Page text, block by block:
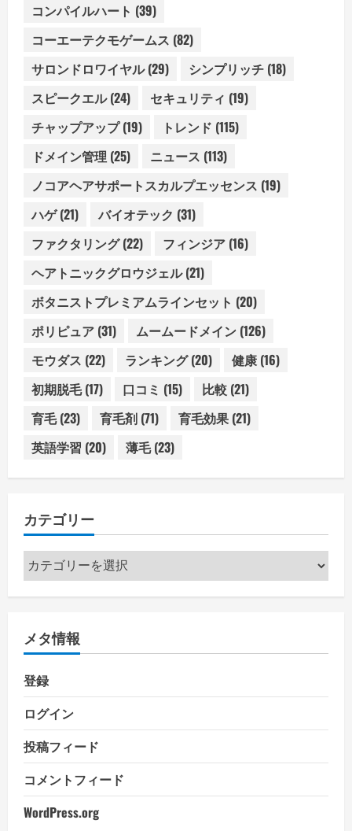
コンパイルハート (39)
コーエーテクモゲームス (82)
サロンドロワイヤル(29) シンプリッチ (18)
スピークエル(24) セキュリティ (19)
チャップアップ(19) トレンド (115)
ドメイン管理 (25) ニュース (113)
ノコアヘアサポートスカルプエッセンス (19)
ハゲ(21) バイオテック (31)
ファクタリング(22) フィンジア (16)
ヘアトニックグロウジェル(21)
ボタニストプレミアムラインセット (20)
ポリピュア (31) ムームードメイン (126)
モウダス (22) ランキング(20) 健康 (16)
初期脱毛(17) 口コミ (15) 比較 (21)
育毛(23) 育毛剤 (71) 育毛効果 (21)
英語学習 (20) 薄毛(23)
カテゴリー
カ
テ
ー
メタ情報
登録
ログイン
投稿フィード
コメントフィード
WordPress.org